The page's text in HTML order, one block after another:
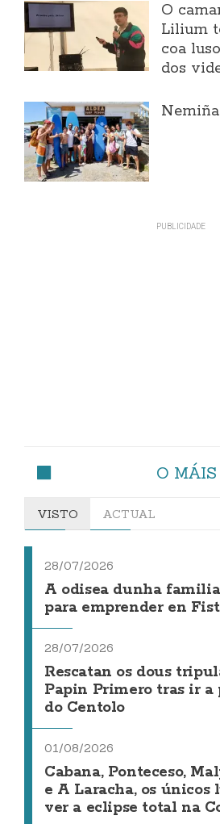
O
Lilium
coa
dos
O MÁIS
VISTO ACTUAL
28/07/2026
A odisea dunha
para emprender en
28/07/2026
Rescatan os dous
Papin Primero tras ir a
do Centolo
01/08/2026
Cabana, Ponteceso,
e A Laracha, os únicos
ver a eclipse total na